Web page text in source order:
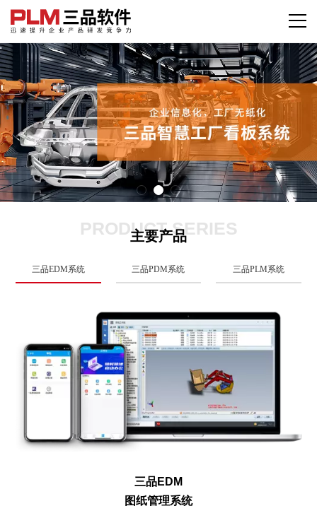
PRODUCT SERIES
主要产品
三品EDM系统 三品PDM系统 三品PLM系统
三品EDM
图纸管理系统